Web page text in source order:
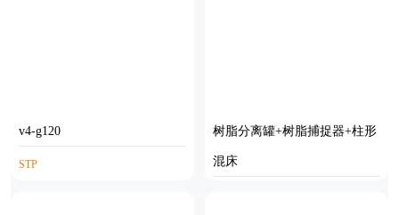
v4-g120
STP
树脂分离罐+树脂捕捉器+柱形
混床